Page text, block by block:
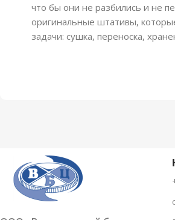
что бы они не разбились и не
оригинальные штативы,
задачи: сушка, переноска,